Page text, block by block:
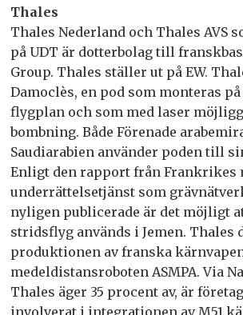
Thales
Thales Nederland och Thales AVS
på UDT är dotterbolag till
Group. Thales ställer ut på EW.
Damoclès, en pod som monteras
flygplan och som med laser
bombning. Både Förenade
Saudiarabien använder poden till
Enligt den rapport från Frankrikes
underrättelsetjänst som
nyligen publicerade är det möjligt
stridsflyg används i Jemen. Thales
produktionen av franska
medeldistansroboten ASMPA. Via
Thales äger 35 procent av, är
involverat i integrationen av M51